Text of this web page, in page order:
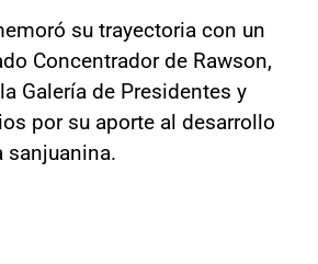
su trayectoria con un
Concentrador de Rawson,
Galería de Presidentes y
por su aporte al desarrollo
sanjuanina.